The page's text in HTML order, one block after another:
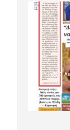
7